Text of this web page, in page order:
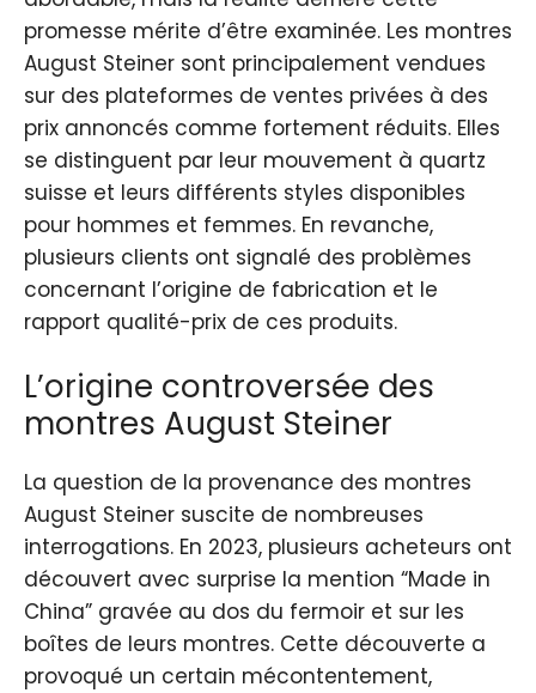
promesse mérite d’être examinée. Les montres
August Steiner sont principalement vendues
sur des plateformes de ventes privées à des
prix annoncés comme fortement réduits. Elles
se distinguent par leur mouvement à quartz
suisse et leurs différents styles disponibles
pour hommes et femmes. En revanche,
plusieurs clients ont signalé des problèmes
concernant l’origine de fabrication et le
rapport qualité-prix de ces produits.
L’origine controversée des
montres August Steiner
La question de la provenance des montres
August Steiner suscite de nombreuses
interrogations. En 2023, plusieurs acheteurs ont
découvert avec surprise la mention “Made in
China” gravée au dos du fermoir et sur les
boîtes de leurs montres. Cette découverte a
provoqué un certain mécontentement,